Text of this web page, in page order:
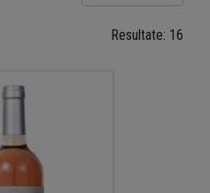
Resultate: 16